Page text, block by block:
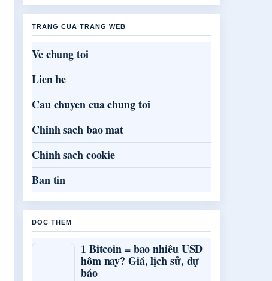
TRANG CUA TRANG WEB
Ve chung toi
Lien he
Cau chuyen cua chung toi
Chinh sach bao mat
Chinh sach cookie
Ban tin
DOC THEM
1 Bitcoin = bao nhiêu USD
hôm nay? Giá, lịch sử, dự
báo